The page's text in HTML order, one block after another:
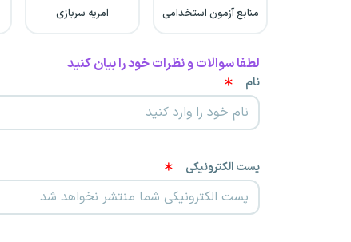
منابع آزمون استخدامی امریه سربازی
لطفا سوالات و نظرات خود را بیان کنید
نام
پست الکترونیکی